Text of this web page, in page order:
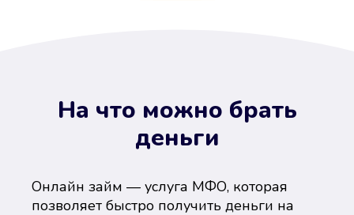
На что можно брать
деньги
Онлайн займ — услуга МФО, которая
позволяет быстро получить деньги на